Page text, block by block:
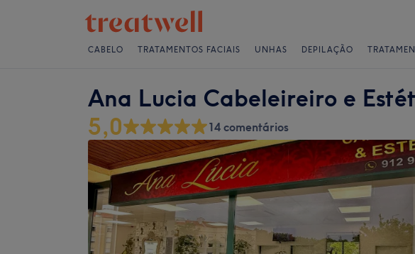
CABELO TRATAMENTOS FACIAIS UNHAS DEPILAÇÃO
Ana Lucia Cabeleireiro e
5,0 14 comentários